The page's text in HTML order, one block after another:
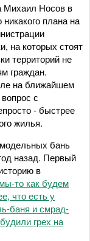
Михаил Носов в
плана на
на которых стоят
территорий не
граждан.
на ближайшем
с
- быстрее
жилья.
бань
назад. Первый
в
то как будем
что есть у
баня и смрад-
грех на